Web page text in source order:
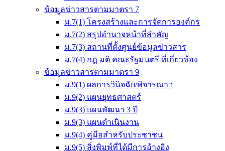
ข้อมูลข่าวสารตามมาตรา 7
ม.7(1) โครงสร้างและการจัดการองค์กร
ม.7(2) สรุปอำนาจหน้าที่สำคัญ
ม.7(3) สถานที่ตั้งศูนย์ข้อมูลข่าวสาร
ม.7(4) กฎ มติ คณะรัฐมนตรี ที่เกี่ยวข้อง
ข้อมูลข่าวสารตามมาตรา 9
ม.9(1) ผลการวินิจฉัย/พิจารณาฯ
ม.9(2) แผนยุทธศาสตร์
ม.9(3) แผนพัฒนา 3 ปี
ม.9(3) แผนดำเนินงาน
ม.9(4) คู่มือสำหรับประชาชน
ม.9(5) สิ่งพิมพ์ที่ได้มีการอ้างอิง